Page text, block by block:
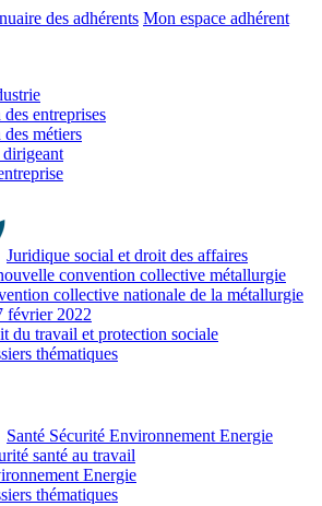
des adhérents Mon espace adhérent
entreprises
métiers
Juridique social et droit des affaires
convention collective métallurgie
collective nationale de la métallurgie
février 2022
du travail et protection sociale
thématiques
Santé Sécurité Environnement Energie
santé au travail
Energie
thématiques